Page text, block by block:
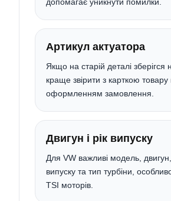
допомагає уникнути помилки.
Артикул актуатора
Якщо на старій деталі зберігся
краще звірити з карткою
оформленням замовлення.
Двигун і рік випуску
Для VW важливі модель, двигун,
випуску та тип турбіни,
TSI моторів.